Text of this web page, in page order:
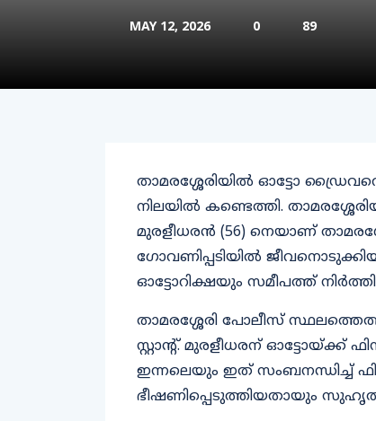
MAY 12, 2026 0 89
താമരശ്ശേരിയിൽ ഓട്ടോ
നിലയിൽ കണ്ടെത്തി.
മുരളീധരൻ (56) നെയാണ്
ഗോവണിപ്പടിയിൽ
ഓട്ടോറിക്ഷയും സമീപത്ത്
താമരശ്ശേരി പോലീസ്
സ്റ്റാൻ്റ്. മുരളീധരന്
ഇന്നലെയും ഇത് സംബനന്ധിച്ച്
ഭീഷണിപ്പെടുത്തിയതായും